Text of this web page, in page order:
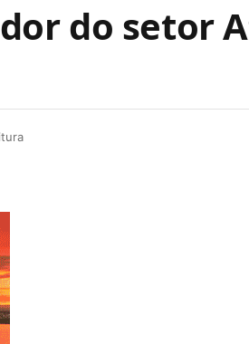
do setor